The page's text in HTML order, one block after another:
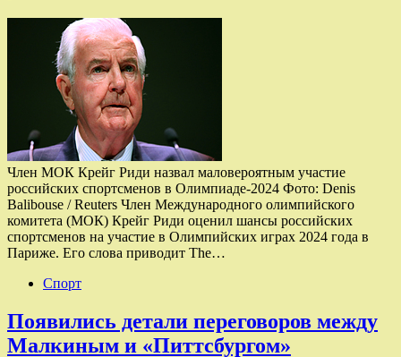
Член МОК Крейг Риди назвал маловероятным участие
российских спортсменов в Олимпиаде-2024 Фото: Denis
Balibouse / Reuters Член Международного олимпийского
комитета (МОК) Крейг Риди оценил шансы российских
спортсменов на участие в Олимпийских играх 2024 года в
Париже. Его слова приводит The…
Спорт
Появились детали переговоров между
Малкиным и «Питтсбургом»